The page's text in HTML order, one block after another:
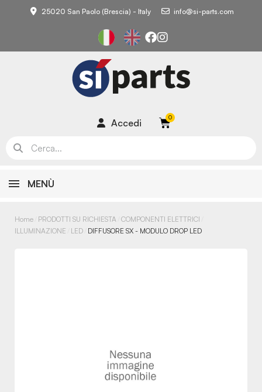
25020 San Paolo (Brescia) - Italy info@si-parts.com
Accedi
MENÙ
Home PRODOTTI SU RICHIESTA COMPONENTI ELETTRICI
ILLUMINAZIONE
LED DIFFUSORE SX - MODULO DROP LED